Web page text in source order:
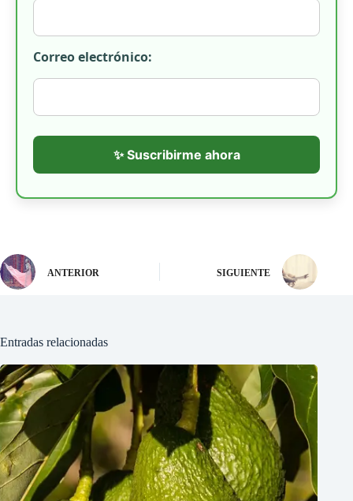
Correo electrónico:
✨ Suscribirme ahora
ANTERIOR SIGUIENTE
Entradas relacionadas